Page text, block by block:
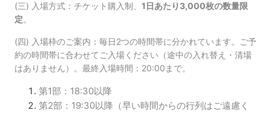
(三) 入場方式：チケット購入制、 1日あたり3,000枚の数量限
定。
(四) 入場枠のご案内：毎日2つの時間帯に分かれています。ご予
約の時間帯に合わせてご入場ください（途中の入れ替え・清場
はありません）。最終入場時間：20:00まで。
第1部：18:30以降
第2部：19:30以降（早い時間からの行列はご遠慮く